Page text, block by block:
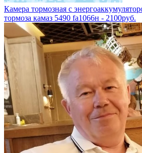
Камера тормозная с
тормоза камаз 5490 fa1066н - 2100руб.